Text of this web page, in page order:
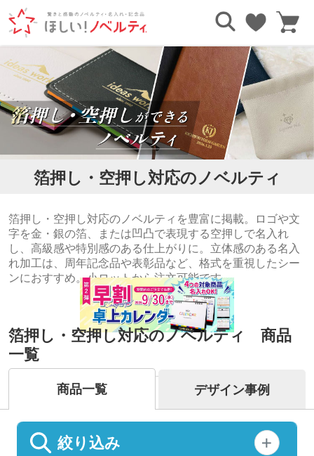
TOP 印刷で探す 箔押し・空押し
箔押し・空押し対応のノベルティ
箔押し・空押し対応のノベルティを豊富に掲載。ロゴや文
字を金・銀の箔、または凹凸で表現する空押しで名入れ
し、高級感や特別感のある仕上がりに。立体感のある名入
れ加工は、周年記念品や表彰品など、格式を重視したシー
ンにおすすめ。小ロットから注文可能です。
箔押し・空押し対応のノベルティ 商品
一覧
商品一覧 デザイン事例
絞り込み